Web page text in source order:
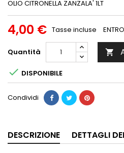
OLIO CITRONELLA ZANZALA' 1LT
4,00 € Tasse incluse
Quantità 
 DISPONIBILE
Condividi
DESCRIZIONE DETTAGLI